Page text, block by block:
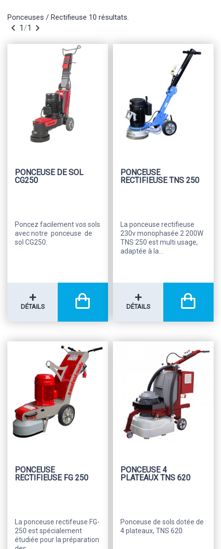
Ponceuses / Rectifieuse 10 résultats.
 1/1 
PONCEUSE DE SOL
CG250
Poncez facilement vos sols
avec notre ponceuse de
sol CG250.
+
DÉTAILS
PONCEUSE
RECTIFIEUSE TNS 250
La ponceuse rectifieuse
230v monophasée 2 200W
TNS 250 est multi usage,
adaptée à la...
+
DÉTAILS
PONCEUSE
RECTIFIEUSE FG 250
La ponceuse rectifeuse FG-
250 est spécialement
étudiée pour la préparation
PONCEUSE 4
PLATEAUX TNS 620
Ponceuse de sols dotée de
4 plateaux, TNS 620.